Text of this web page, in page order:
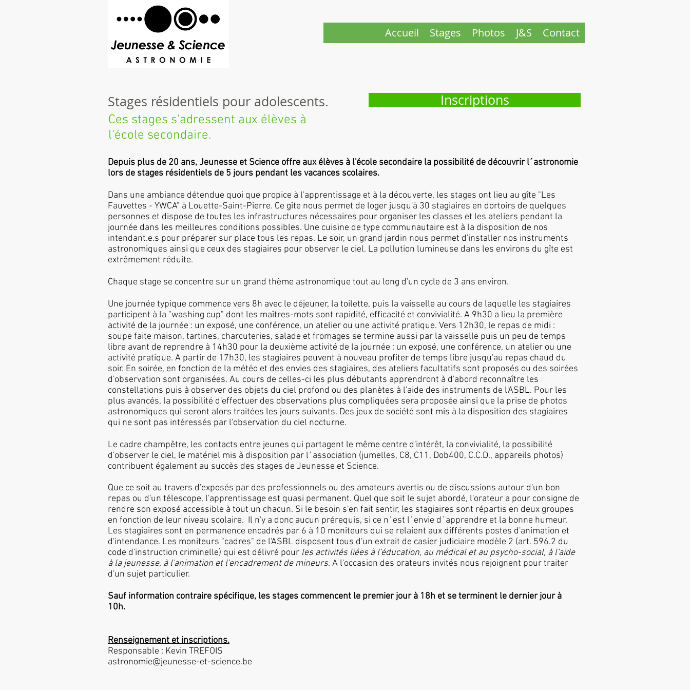
Accueil Stages Photos J&S Contact
Stages résidentiels pour adolescents.
Ces stages s'adressent aux élèves à
l'école secondaire.
Inscriptions
Depuis plus de 20 ans, Jeunesse et Science offre aux élèves à l'école secondaire la possibilité de découvrir l´astronomie
lors de stages résidentiels de 5 jours pendant les vacances scolaires.
Dans une ambiance détendue quoi que propice à l'apprentissage et à la découverte, les stages ont lieu au gîte "Les
Fauvettes - YWCA" à Louette-Saint-Pierre. Ce gîte nous permet de loger jusqu'à 30 stagiaires en dortoirs de quelques
personnes et dispose de toutes les infrastructures nécessaires pour organiser les classes et les ateliers pendant la
journée dans les meilleures conditions possibles. Une cuisine de type communautaire est à la disposition de nos
intendant.e.s pour préparer sur place tous les repas. Le soir, un grand jardin nous permet d'installer nos instruments
astronomiques ainsi que ceux des stagiaires pour observer le ciel. La pollution lumineuse dans les environs du gîte est
extrêmement réduite.
Chaque stage se concentre sur un grand thème astronomique tout au long d'un cycle de 3 ans environ.
Une journée typique commence vers 8h avec le déjeuner, la toilette, puis la vaisselle au cours de laquelle les stagiaires
participent à la "washing cup" dont les maîtres-mots sont rapidité, efficacité et convivialité. A 9h30 a lieu la première
activité de la journée : un exposé, une conférence, un atelier ou une activité pratique. Vers 12h30, le repas de midi :
soupe faite maison, tartines, charcuteries, salade et fromages se termine aussi par la vaisselle puis un peu de temps
libre avant de reprendre à 14h30 pour la deuxième activité de la journée : un exposé, une conférence, un atelier ou une
activité pratique. A partir de 17h30, les stagiaires peuvent à nouveau profiter de temps libre jusqu'au repas chaud du
soir. En soirée, en fonction de la météo et des envies des stagiaires, des ateliers facultatifs sont proposés ou des soirées
d'observation sont organisées. Au cours de celles-ci les plus débutants apprendront à d'abord reconnaître les
constellations puis à observer des objets du ciel profond ou des planètes à l'aide des instruments de l'ASBL. Pour les
plus avancés, la possibilité d'effectuer des observations plus compliquées sera proposée ainsi que la prise de photos
astronomiques qui seront alors traitées les jours suivants. Des jeux de société sont mis à la disposition des stagiaires
qui ne sont pas intéressés par l'observation du ciel nocturne.
Le cadre champêtre, les contacts entre jeunes qui partagent le même centre d'intérêt, la convivialité, la possibilité
d'observer le ciel, le matériel mis à disposition par l´association (jumelles, C8, C11, Dob400, C.C.D., appareils photos)
contribuent également au succès des stages de Jeunesse et Science.
Que ce soit au travers d'exposés par des professionnels ou des amateurs avertis ou de discussions autour d'un bon
repas ou d'un télescope, l'apprentissage est quasi permanent. Quel que soit le sujet abordé, l'orateur a pour consigne de
rendre son exposé accessible à tout un chacun. Si le besoin s'en fait sentir, les stagiaires sont répartis en deux groupes
en fonction de leur niveau scolaire. Il n'y a donc aucun prérequis, si ce n´est l´envie d´apprendre et la bonne humeur.
Les stagiaires sont en permanence encadrés par 6 à 10 moniteurs qui se relaient aux différents postes d'animation et
d'intendance. Les moniteurs "cadres" de l'ASBL disposent tous d'un extrait de casier judiciaire modèle 2 (art. 596.2 du
code d'instruction criminelle) qui est délivré pour les activités liées à l'éducation, au médical et au psycho-social, à l'aide
à la jeunesse, à l'animation et l'encadrement de mineurs. A l'occasion des orateurs invités nous rejoignent pour traiter
d'un sujet particulier.
Sauf information contraire spécifique, les stages commencent le premier jour à 18h et se terminent le dernier jour à
10h.
Renseignement et inscriptions.
Responsable : Kevin TREFOIS
astronomie@jeunesse-et-science.be